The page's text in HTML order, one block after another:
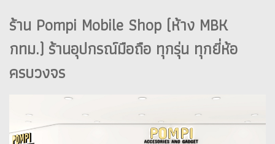
ร้าน Pompi Mobile Shop (ห้าง MBK
กทม.) ร้านอุปกรณ์มือถือ ทุกรุ่น ทุกยี่ห้อ
ครบวงจร